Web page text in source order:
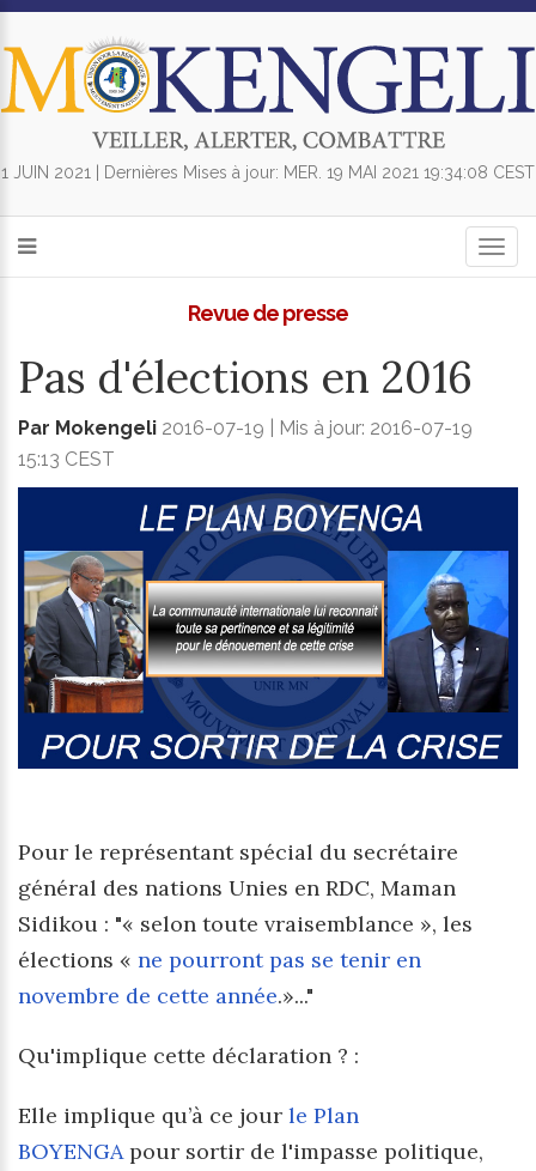
1 JUIN 2021 | Dernières Mises à jour: MER. 19 MAI 2021 19:34:08 CEST
Revue de presse
Pas d'élections en 2016
Par Mokengeli 2016-07-19 | Mis à jour: 2016-07-19
15:13 CEST
Pour le représentant spécial du secrétaire
général des nations Unies en RDC, Maman
Sidikou : "« selon toute vraisemblance », les
élections « ne pourront pas se tenir en
novembre de cette année.»..."
Qu'implique cette déclaration ? :
Elle implique qu’à ce jour le Plan
BOYENGApour sortir de l'impasse politique,